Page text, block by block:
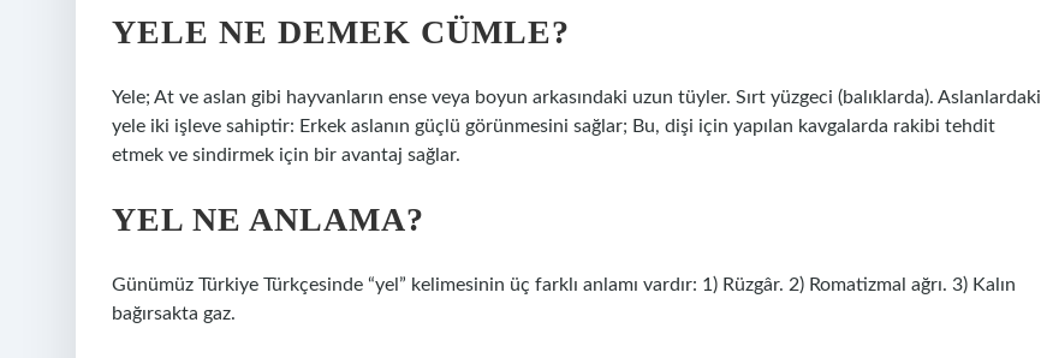
YELE NE DEMEK CÜMLE?
Yele; At ve aslan gibi hayvanların ense veya boyun arkasındaki uzun tüyler. Sırt yüzgeci (balıklarda). Aslanlardaki
yele iki işleve sahiptir: Erkek aslanın güçlü görünmesini sağlar; Bu, dişi için yapılan kavgalarda rakibi tehdit
etmek ve sindirmek için bir avantaj sağlar.
YEL NE ANLAMA?
Günümüz Türkiye Türkçesinde “yel” kelimesinin üç farklı anlamı vardır: 1) Rüzgâr. 2) Romatizmal ağrı. 3) Kalın
bağırsakta gaz.